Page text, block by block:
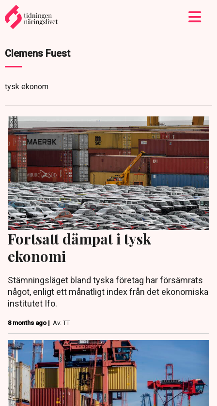
Clemens Fuest
tysk ekonom
Fortsatt dämpat i tysk
ekonomi
Stämningsläget bland tyska företag har försämrats
något, enligt ett månatligt index från det ekonomiska
institutet Ifo.
8 months ago | Av: TT